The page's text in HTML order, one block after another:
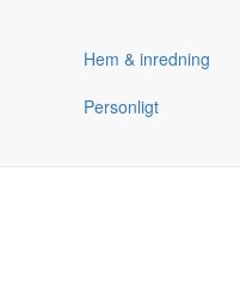
Hem & inredning
Personligt